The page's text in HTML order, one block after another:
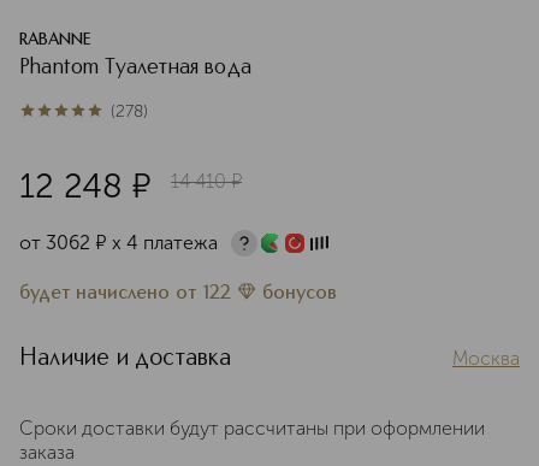
RABANNE
Phantom Туалетная вода
5из 5278 (278)
12 248 ¤ 14 410 ¤
от 3062 ¤ х 4 платежа
будет начислено от 122 бонусов
Наличие и доставка Москва
Сроки доставки будут рассчитаны при оформлении
заказа